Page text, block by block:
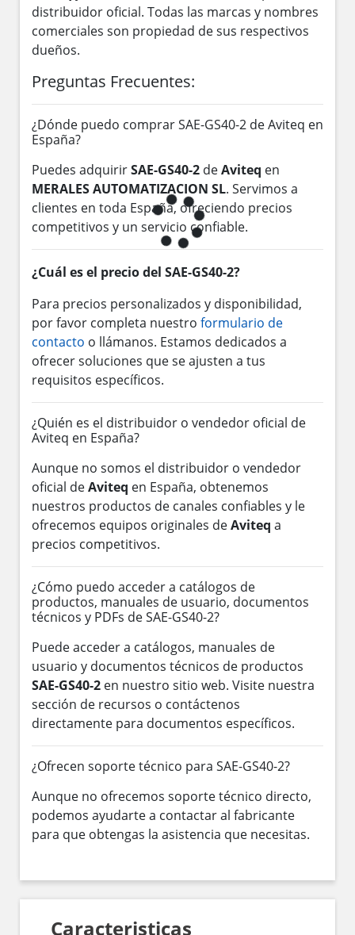
distribuidor oficial. Todas las marcas y nombres
comerciales son propiedad de sus respectivos
dueños.
Preguntas Frecuentes:
¿Dónde puedo comprar SAE-GS40-2 de Aviteq en
España?
Puedes adquirirSAE-GS40-2 deAviteq en
MERALES AUTOMATIZACION SL. Servimos a
clientes en toda España, ofreciendo precios
competitivos y un servicio confiable.
¿Cuál es el precio del SAE-GS40-2?
Para precios personalizados y disponibilidad,
por favor completa nuestro formulario de
contacto o llámanos. Estamos dedicados a
ofrecer soluciones que se ajusten a tus
requisitos específicos.
¿Quién es el distribuidor o vendedor oficial de
Aviteq en España?
Aunque no somos el distribuidor o vendedor
oficial deAviteq en España, obtenemos
nuestros productos de canales confiables y le
ofrecemos equipos originales deAviteq a
precios competitivos.
¿Cómo puedo acceder a catálogos de
productos, manuales de usuario, documentos
técnicos y PDFs de SAE-GS40-2?
Puede acceder a catálogos, manuales de
usuario y documentos técnicos de productos
SAE-GS40-2 en nuestro sitio web. Visite nuestra
sección de recursos o contáctenos
directamente para documentos específicos.
¿Ofrecen soporte técnico para SAE-GS40-2?
Aunque no ofrecemos soporte técnico directo,
podemos ayudarte a contactar al fabricante
para que obtengas la asistencia que necesitas.
Caracteristicas